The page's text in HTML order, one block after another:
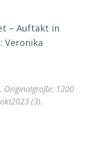
– Auftakt in
Veronika
. Originalgröße: 1200
(3).